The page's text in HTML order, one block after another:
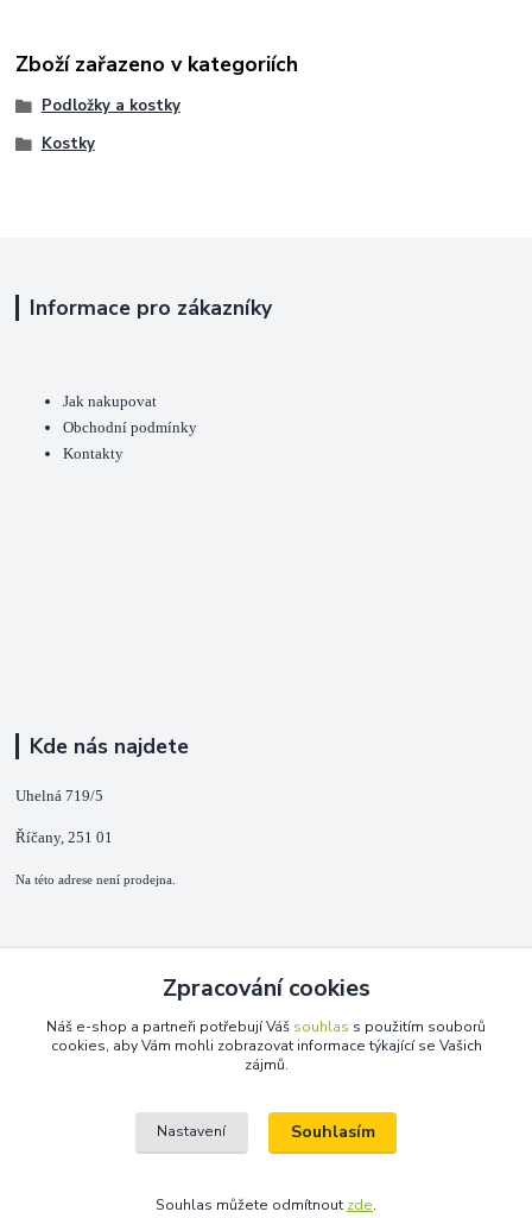
Zboží zařazeno v kategoriích
Podložky a kostky
Kostky
Informace pro zákazníky
Jak nakupovat
Obchodní podmínky
Kontakty
Kde nás najdete
Uhelná 719/5
Říčany, 251 01
Na této adrese není prodejna.
+420 725 889 873
(Po-Ne, 9-18 hod.)
Zpracování cookies
Náš e-shop a partneři potřebují Váš souhlas s použitím souborů
cookies, aby Vám mohli zobrazovat informace týkající se Vašich
zájmů.
Nastavení Souhlasím
Souhlas můžete odmítnout zde.